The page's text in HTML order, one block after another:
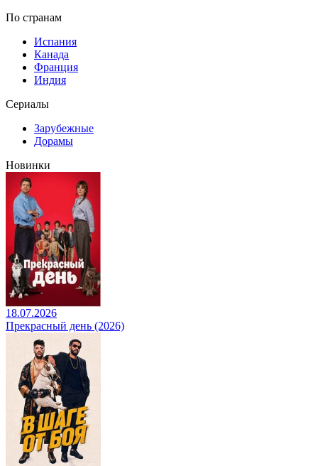
По странам
Испания
Канада
Франция
Индия
Сериалы
Зарубежные
Дорамы
Новинки
18.07.2026
Прекрасный день (2026)